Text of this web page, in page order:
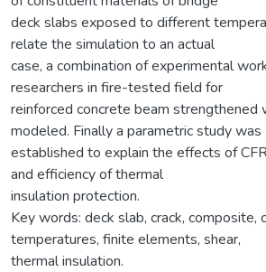
deck slabs exposed to different
relate the simulation to an actual
case, a combination of experimental
researchers in fire-tested field for
reinforced concrete beam strengthened
modeled. Finally a parametric study was
established to explain the effects of
and efficiency of thermal
insulation protection.
Key words: deck slab, crack, composite,
temperatures, finite elements, shear,
thermal insulation.